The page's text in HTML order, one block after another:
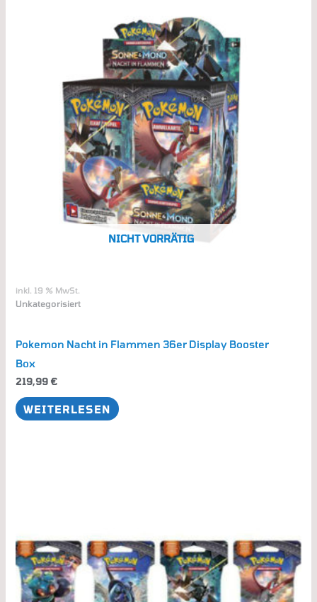
NICHT VORRÄTIG
inkl. 19 % MwSt.
Unkategorisiert
Pokemon Nacht in Flammen 36er Display Booster
Box
219,99 €
WEITERLESEN